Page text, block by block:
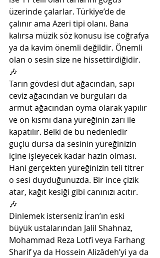
üzerinde çalarlar. Türkiye’de de
çalınır ama Azeri tipi olanı. Bana
kalırsa müzik söz konusu ise coğrafya
ya da kavim önemli değildir. Önemli
olan o sesin size ne hissettirdiğidir.
🎶
Tarın gövdesi dut ağacından, sapı
ceviz ağacından ve burguları da
armut ağacından oyma olarak yapılır
ve ön kısmı dana yüreğinin zarı ile
kapatılır. Belki de bu nedenledir
güçlü dursa da sesinin yüreğinizin
içine işleyecek kadar hazin olması.
Hani gerçekten yüreğinizin teli titrer
o sesi duyduğunuzda. Bir ince çizik
atar, kağıt kesiği gibi canınızı acıtır.
🎶
Dinlemek isterseniz İran’ın eski
büyük ustalarından Jalil Shahnaz,
Mohammad Reza Lotfi veya Farhang
Sharif ya da Hossein Alizâdeh’yi ya da